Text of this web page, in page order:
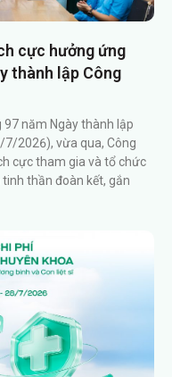
cực hưởng ứng
thành lập Công
năm Ngày thành lập
2026), vừa qua, Công
cực tham gia và tổ chức
thần đoàn kết, gắn